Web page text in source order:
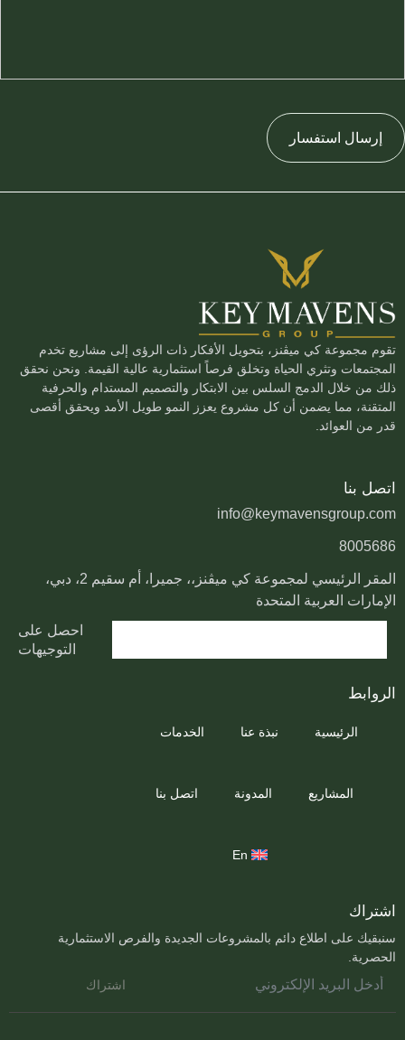
إرسال استفسار
اشتراك
سنبقيك على اطلاع دائم بالمشروعات الجديدة والفرص الاستثمارية
الحصرية.
اشتراك
الروابط
الرئيسية نبذة عنا الخدمات
المشاريع المدونة اتصل بنا
En
اتصل بنا
info@keymavensgroup.com
8005686
المقر الرئيسي لمجموعة كي ميڤنز،، جميرا، أم سقيم 2، دبي،
الإمارات العربية المتحدة
احصل على
التوجيهات
تقوم مجموعة كي ميڤنز، بتحويل الأفكار ذات الرؤى إلى مشاريع تخدم
المجتمعات وتثري الحياة وتخلق فرصاً استثمارية عالية القيمة. ونحن نحقق
ذلك من خلال الدمج السلس بين الابتكار والتصميم المستدام والحرفية
المتقنة، مما يضمن أن كل مشروع يعزز النمو طويل الأمد ويحقق أقصى
قدر من العوائد.